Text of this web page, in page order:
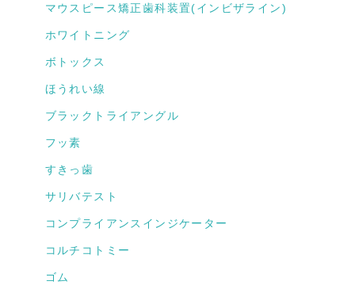
マウスピース矯正歯科装置(インビザライン)
ホワイトニング
ボトックス
ほうれい線
ブラックトライアングル
フッ素
すきっ歯
サリバテスト
コンプライアンスインジケーター
コルチコトミー
ゴム